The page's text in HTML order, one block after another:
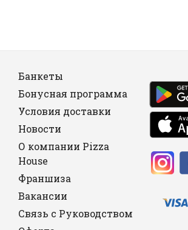
Банкеты
Бонусная программа
Условия доставки
Новости
О компании Pizza
House
Франшиза
Вакансии
Связь с Руководством